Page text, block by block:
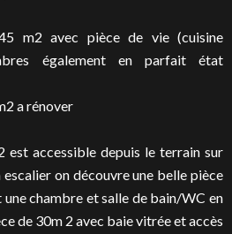
m2 avec pièce de vie (cuisine
également en parfait état
a rénover
est accessible depuis le terrain sur
on découvre une belle pièce
chambre et salle de bain/WC en
de 30m 2 avec baie vitrée et accès